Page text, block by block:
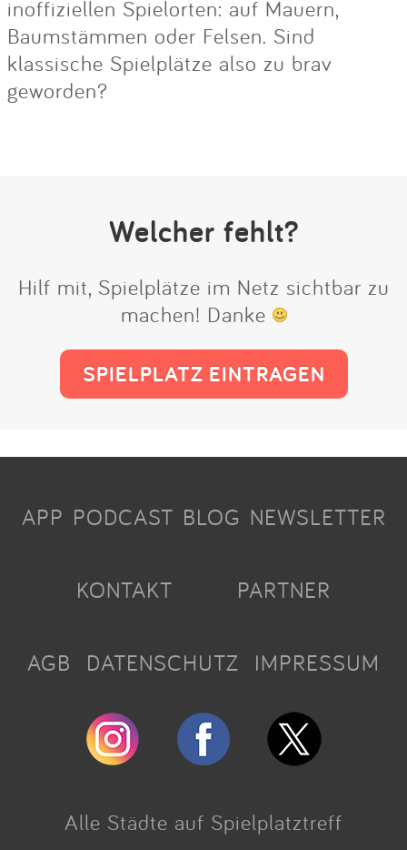
inoffiziellen Spielorten: auf Mauern,
Baumstämmen oder Felsen. Sind
klassische Spielplätze also zu brav
geworden?
Welcher fehlt?
Hilf mit, Spielplätze im Netz sichtbar zu
machen! Danke
SPIELPLATZ EINTRAGEN
APP PODCAST BLOG NEWSLETTER
KONTAKT PARTNER
AGB DATENSCHUTZ IMPRESSUM
Alle Städte auf Spielplatztreff